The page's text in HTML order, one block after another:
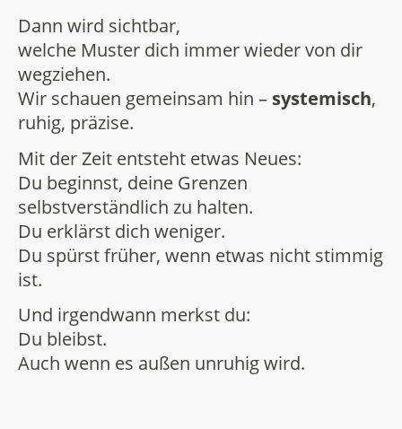
Dann wird sichtbar,
welche Muster dich immer wieder von dir
wegziehen.
Wir schauen gemeinsam hin – systemisch,
ruhig, präzise.
Mit der Zeit entsteht etwas Neues:
Du beginnst, deine Grenzen
selbstverständlich zu halten.
Du erklärst dich weniger.
Du spürst früher, wenn etwas nicht stimmig
ist.
Und irgendwann merkst du:
Du bleibst.
Auch wenn es außen unruhig wird.